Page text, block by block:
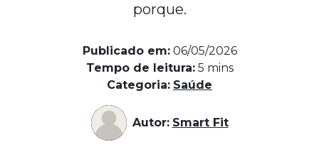
porque.
Publicado em: 06/05/2026
Tempo de leitura: 5 mins
Categoria: Saúde
Autor: Smart Fit